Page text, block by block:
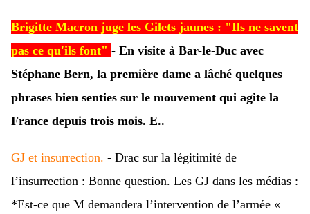
Brigitte Macron juge les Gilets jaunes : "Ils ne savent
pas ce qu'ils font" - En visite à Bar-le-Duc avec
Stéphane Bern, la première dame a lâché quelques
phrases bien senties sur le mouvement qui agite la
France depuis trois mois. E..
GJ et insurrection. - Drac sur la légitimité de
l’insurrection : Bonne question. Les GJ dans les médias :
*Est-ce que M demandera l’intervention de l’armée «